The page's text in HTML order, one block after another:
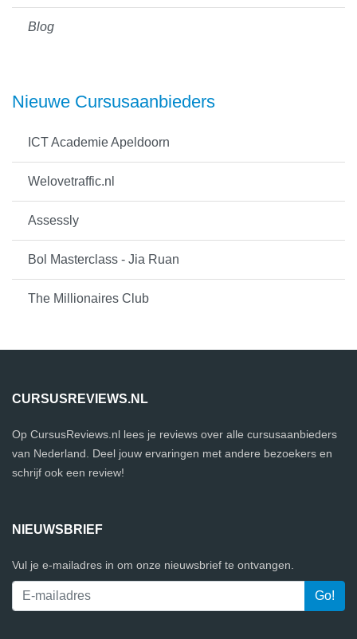
Blog
Nieuwe Cursusaanbieders
ICT Academie Apeldoorn
Welovetraffic.nl
Assessly
Bol Masterclass - Jia Ruan
The Millionaires Club
CURSUSREVIEWS.NL
Op CursusReviews.nl lees je reviews over alle cursusaanbieders
van Nederland. Deel jouw ervaringen met andere bezoekers en
schrijf ook een review!
NIEUWSBRIEF
Vul je e-mailadres in om onze nieuwsbrief te ontvangen.